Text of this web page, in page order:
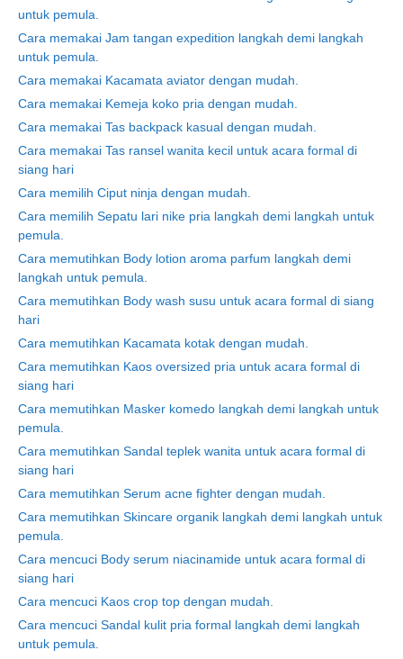
untuk pemula.
Cara memakai Jam tangan expedition langkah demi langkah
untuk pemula.
Cara memakai Kacamata aviator dengan mudah.
Cara memakai Kemeja koko pria dengan mudah.
Cara memakai Tas backpack kasual dengan mudah.
Cara memakai Tas ransel wanita kecil untuk acara formal di
siang hari
Cara memilih Ciput ninja dengan mudah.
Cara memilih Sepatu lari nike pria langkah demi langkah untuk
pemula.
Cara memutihkan Body lotion aroma parfum langkah demi
langkah untuk pemula.
Cara memutihkan Body wash susu untuk acara formal di siang
hari
Cara memutihkan Kacamata kotak dengan mudah.
Cara memutihkan Kaos oversized pria untuk acara formal di
siang hari
Cara memutihkan Masker komedo langkah demi langkah untuk
pemula.
Cara memutihkan Sandal teplek wanita untuk acara formal di
siang hari
Cara memutihkan Serum acne fighter dengan mudah.
Cara memutihkan Skincare organik langkah demi langkah untuk
pemula.
Cara mencuci Body serum niacinamide untuk acara formal di
siang hari
Cara mencuci Kaos crop top dengan mudah.
Cara mencuci Sandal kulit pria formal langkah demi langkah
untuk pemula.